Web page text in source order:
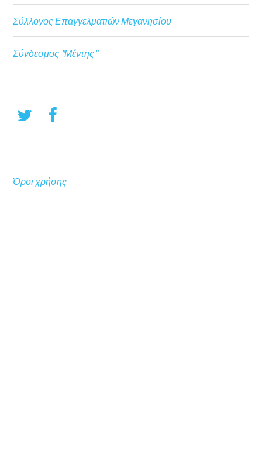
Σύλλογος Επαγγελματιών Μεγανησίου
Σύνδεσμος "Μέντης"
Όροι χρήσης